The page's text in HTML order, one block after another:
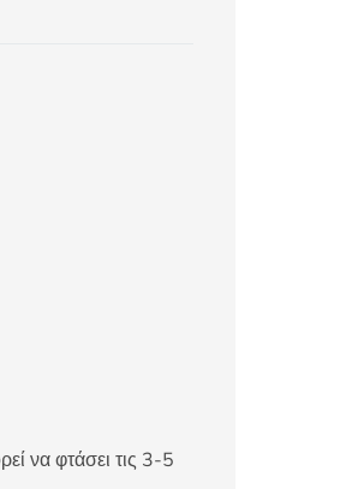
να φτάσει τις 3-5